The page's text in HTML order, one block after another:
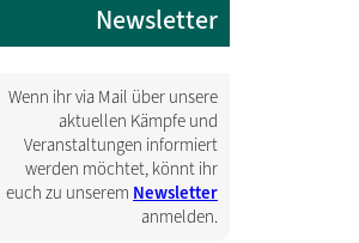
Newsletter
Wenn ihr via Mail über unsere
aktuellen Kämpfe und
Veranstaltungen informiert
werden möchtet, könnt ihr
euch zu unserem Newsletter
anmelden.